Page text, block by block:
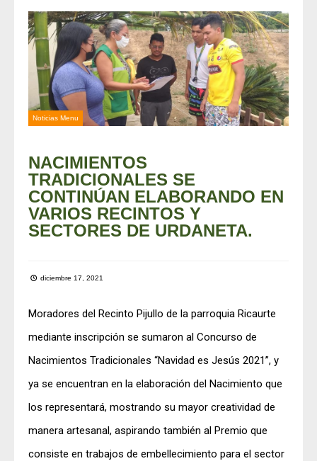
Noticias Menu
NACIMIENTOS
TRADICIONALES SE
CONTINÚAN ELABORANDO EN
VARIOS RECINTOS Y
SECTORES DE URDANETA.
diciembre 17, 2021
Moradores del Recinto Pijullo de la parroquia Ricaurte
mediante inscripción se sumaron al Concurso de
Nacimientos Tradicionales “Navidad es Jesús 2021”, y
ya se encuentran en la elaboración del Nacimiento que
los representará, mostrando su mayor creatividad de
manera artesanal, aspirando también al Premio que
consiste en trabajos de embellecimiento para el sector